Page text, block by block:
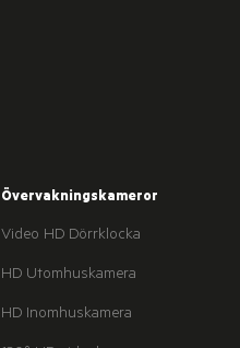
Övervakningskameror
Video HD Dörrklocka
HD Utomhuskamera
HD Inomhuskamera